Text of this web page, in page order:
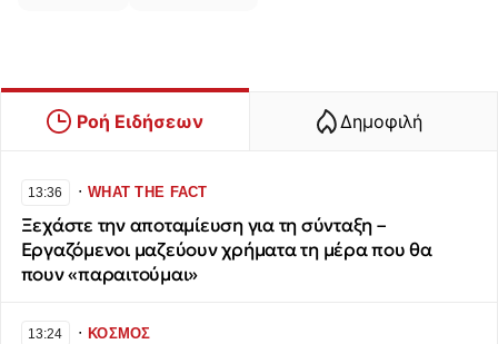
Ροή Ειδήσεων Δημοφιλή
13:36 ∙WHAT THE FACT
Ξεχάστε την αποταμίευση για τη σύνταξη –
Εργαζόμενοι μαζεύουν χρήματα τη μέρα που θα
πουν «παραιτούμαι»
13:24 ∙ΚΟΣΜΟΣ